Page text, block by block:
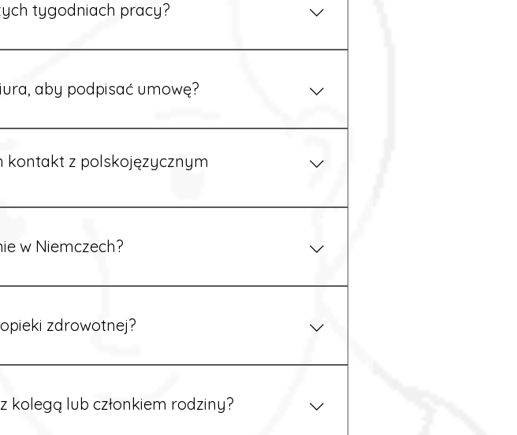
tygodniach pracy?
zaliczkę po wcześniejszym uzgodnieniu z
aby podpisać umowę?
biurze. Dzięki temu masz pewność, że wszystkie
kontakt z polskojęzycznym
w Niemczech?
noclegowego w pobliżu zakładu pracy.
zdrowotnej?
zgodne z niemieckim prawem. Dzięki temu
kolegą lub członkiem rodziny?